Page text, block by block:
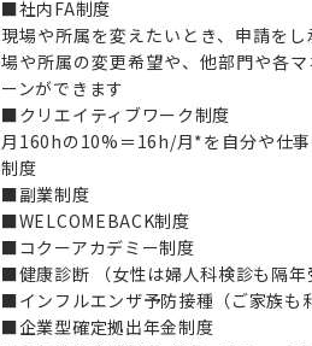
■社内FA制度
現場や所属を変えたいとき、申請を
場や所属の変更希望や、他部門や各
ーンができます
■クリエイティブワーク制度
月160hの10%＝16h/月*を自分や仕
制度
■副業制度
■WELCOMEBACK制度
■コクーアカデミー制度
■健康診断 （女性は婦人科検診も隔年
■インフルエンザ予防接種（ご家族も
■企業型確定拠出年金制度